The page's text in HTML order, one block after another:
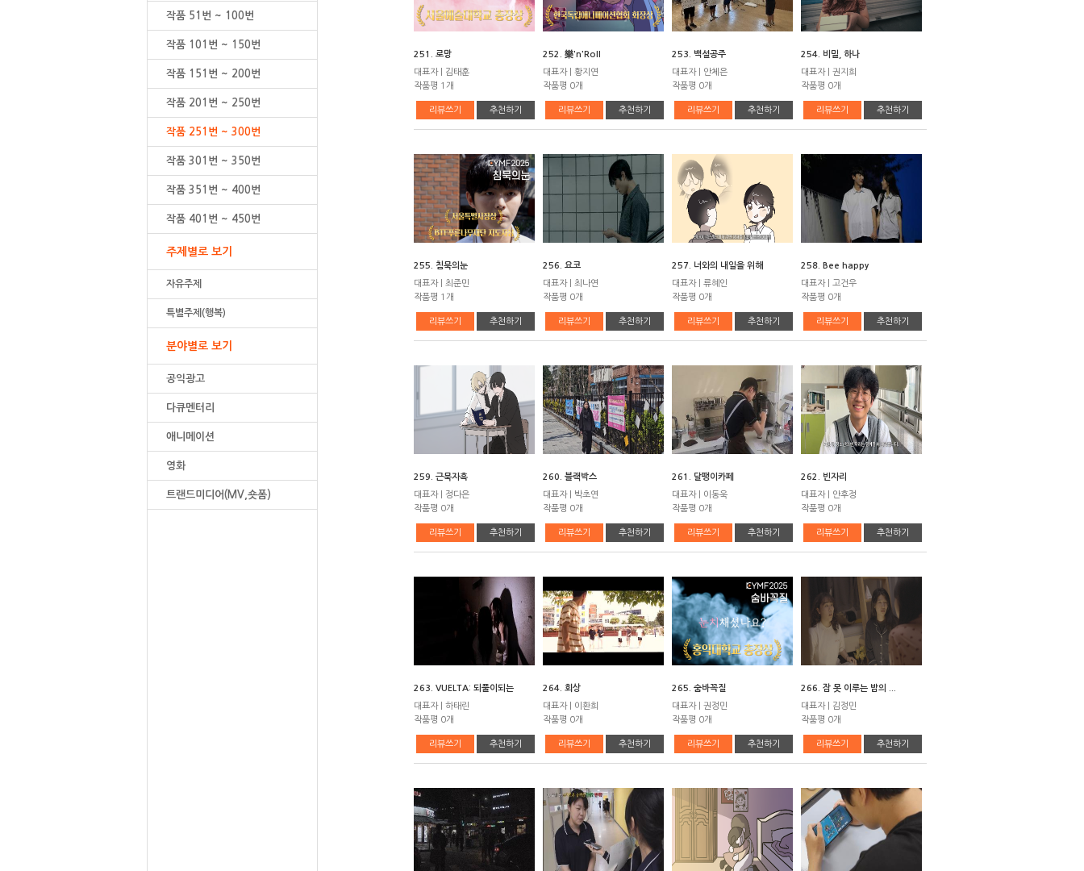
작품 51번 ~ 100번
작품 101번 ~ 150번
작품 151번 ~ 200번
작품 201번 ~ 250번
작품 251번 ~ 300번
작품 301번 ~ 350번
작품 351번 ~ 400번
작품 401번 ~ 450번
주제별로 보기
자유주제
특별주제(행복)
분야별로 보기
공익광고
다큐멘터리
애니메이션
영화
트랜드미디어(MV,숏폼)
251. 로망
대표자 | 김태훈
작품평 1개
리뷰쓰기 추천하기
252. 樂'n'Roll
대표자 | 황지연
작품평 0개
리뷰쓰기 추천하기
253. 백설공주
대표자 | 안체은
작품평 0개
리뷰쓰기 추천하기
254. 비밀, 하나
대표자 | 권지희
작품평 0개
리뷰쓰기 추천하기
255. 침묵의눈
대표자 | 최준민
작품평 1개
리뷰쓰기 추천하기
256. 요코
대표자 | 최나연
작품평 0개
리뷰쓰기 추천하기
257. 너와의 내일을 위해
대표자 | 류혜인
작품평 0개
리뷰쓰기 추천하기
258. Bee happy
대표자 | 고건우
작품평 0개
리뷰쓰기 추천하기
259. 근묵자흑
대표자 | 정다은
작품평 0개
리뷰쓰기 추천하기
260. 블랙박스
대표자 | 박초연
작품평 0개
리뷰쓰기 추천하기
261. 달팽이카페
대표자 | 이동욱
작품평 0개
리뷰쓰기 추천하기
262. 빈자리
대표자 | 안후정
작품평 0개
리뷰쓰기 추천하기
263. VUELTA: 되풀이되는
대표자 | 하태린
작품평 0개
리뷰쓰기 추천하기
264. 회상
대표자 | 이환희
작품평 0개
리뷰쓰기 추천하기
265. 숨바꼭질
대표자 | 권정민
작품평 0개
리뷰쓰기 추천하기
266. 잠 못 이루는 밤의 ...
대표자 | 김정민
작품평 0개
리뷰쓰기 추천하기